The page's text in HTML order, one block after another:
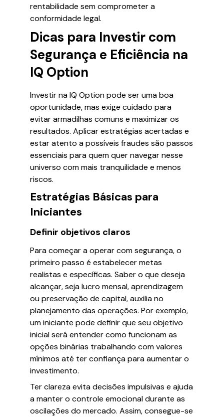
rentabilidade sem comprometer a
conformidade legal.
Dicas para Investir com
Segurança e Eficiência na
IQ Option
Investir na IQ Option pode ser uma boa
oportunidade, mas exige cuidado para
evitar armadilhas comuns e maximizar os
resultados. Aplicar estratégias acertadas e
estar atento a possíveis fraudes são passos
essenciais para quem quer navegar nesse
universo com mais tranquilidade e menos
riscos.
Estratégias Básicas para
Iniciantes
Definir objetivos claros
Para começar a operar com segurança, o
primeiro passo é estabelecer metas
realistas e específicas. Saber o que deseja
alcançar, seja lucro mensal, aprendizagem
ou preservação de capital, auxilia no
planejamento das operações. Por exemplo,
um iniciante pode definir que seu objetivo
inicial será entender como funcionam as
opções binárias trabalhando com valores
mínimos até ter confiança para aumentar o
investimento.
Ter clareza evita decisões impulsivas e ajuda
a manter o controle emocional durante as
oscilações do mercado. Assim, consegue-se